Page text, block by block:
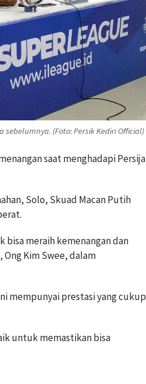
(Foto: Persik Kediri Official)
saat menghadapi Persija
Solo, Skuad Macan Putih
meraih kemenangan dan
Kim Swee, dalam
mempunyai prestasi yang cukup
untuk memastikan bisa